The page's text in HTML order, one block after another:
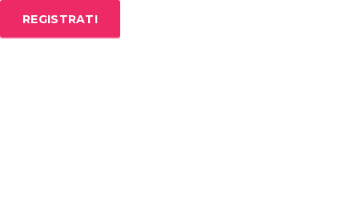
REGISTRATI